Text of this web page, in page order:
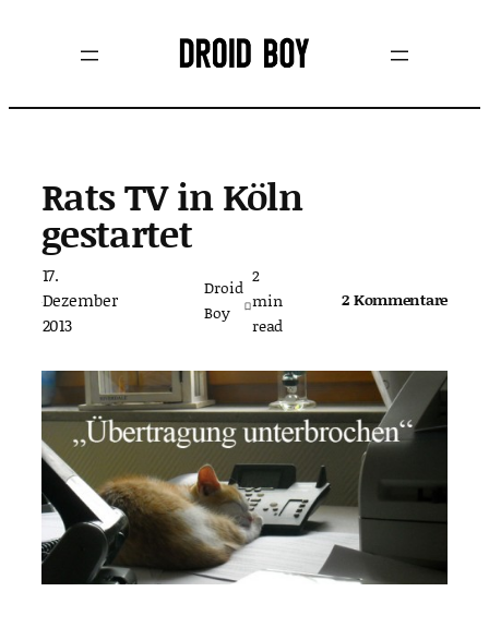
Rats TV in Köln
gestartet
17.
Dezember
2013
Droid
Boy
2
min
read
2 Kommentare